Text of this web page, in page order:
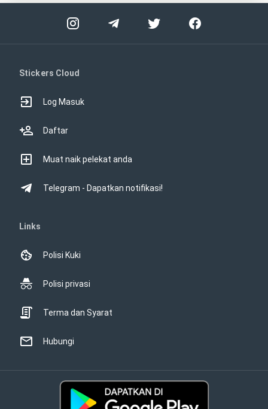
Stickers Cloud
Log Masuk
Daftar
Muat naik pelekat anda
Telegram - Dapatkan notifikasi!
Links
Polisi Kuki
Polisi privasi
Terma dan Syarat
Hubungi